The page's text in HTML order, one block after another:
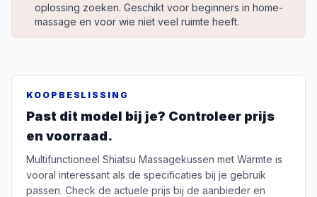
oplossing zoeken. Geschikt voor beginners in home-
massage en voor wie niet veel ruimte heeft.
KOOPBESLISSING
Past dit model bij je? Controleer prijs
en voorraad.
Multifunctioneel Shiatsu Massagekussen met Warmte is
vooral interessant als de specificaties bij je gebruik
passen. Check de actuele prijs bij de aanbieder en